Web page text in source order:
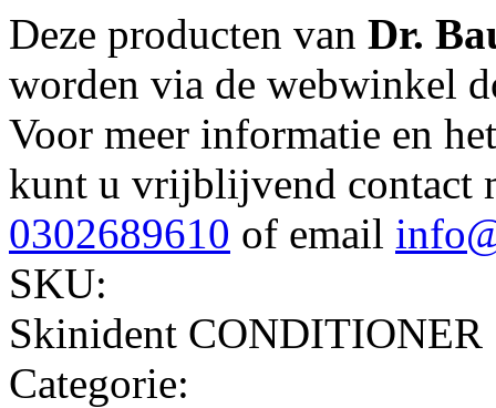
Deze producten van Dr.
worden via de webwinkel
Voor meer informatie en
kunt u vrijblijvend contact
0302689610 of email
SKU:
Skinident CONDITIONER
Categorie: